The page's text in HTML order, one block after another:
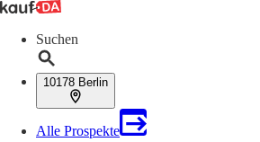
Suchen
10178 Berlin
Alle Prospekte